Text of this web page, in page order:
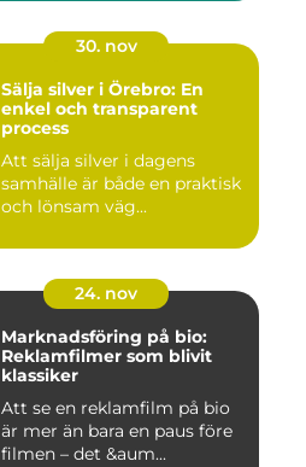
30. nov
Sälja silver i Örebro: En
enkel och transparent
process
Att sälja silver i dagens
samhälle är både en praktisk
och lönsam väg...
24. nov
Marknadsföring på bio:
Reklamfilmer som blivit
klassiker
Att se en reklamfilm på bio
är mer än bara en paus före
filmen – det &aum...